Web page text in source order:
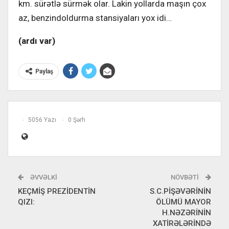
km. sürətlə sürmək olar. Lakin yollarda maşın çox
az, benzindoldurma stansiyaları yox idi…
(ardı var)
Paylaş
5056 Yazı 0 Şərh
ƏVVƏLKI
KEÇMİŞ PREZİDENTİN
QIZI:
NÖVBƏTI
S.C.PİŞƏVƏRİNİN
ÖLÜMÜ MAYOR
H.NƏZƏRİNİN
XATİRƏLƏRİNDƏ